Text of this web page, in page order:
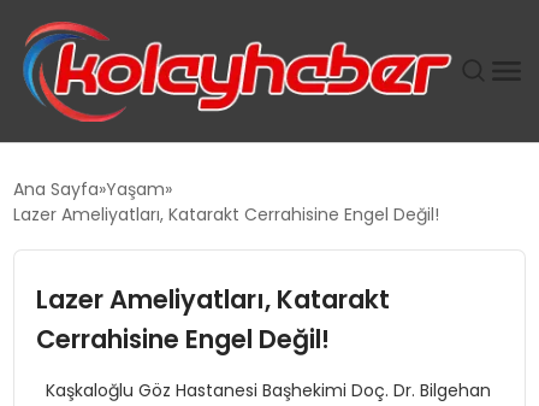
TANYER YAPI ZEMIN MÜHENDISLIĞINDE HEDEF
Ana Sayfa Yaşam
Lazer Ameliyatları, Katarakt Cerrahisine Engel Değil!
Lazer Ameliyatları, Katarakt
Cerrahisine Engel Değil!
Kaşkaloğlu Göz Hastanesi Başhekimi Doç. Dr. Bilgehan